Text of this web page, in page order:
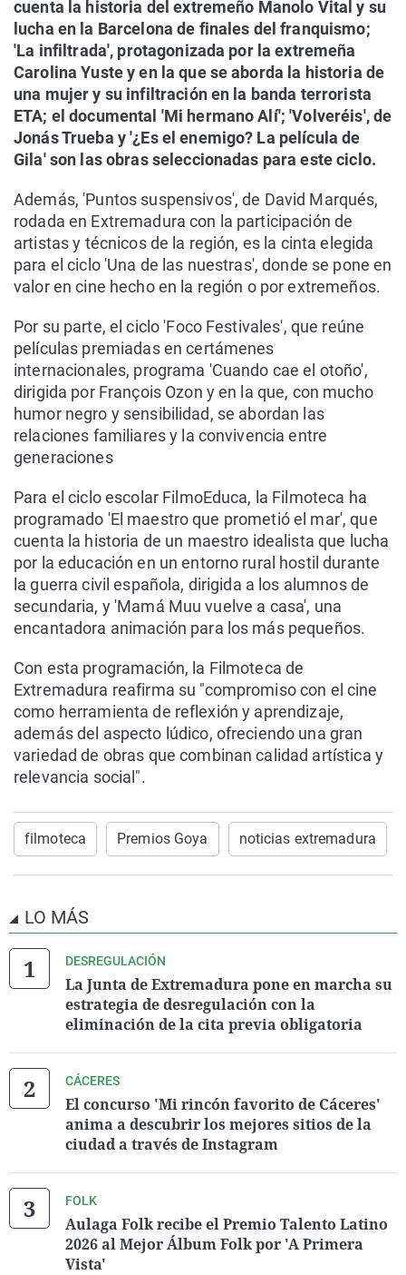
cuenta la historia del extremeño Manolo Vital y su
lucha en la Barcelona de finales del franquismo;
'La infiltrada', protagonizada por la extremeña
Carolina Yuste y en la que se aborda la historia de
una mujer y su infiltración en la banda terrorista
ETA; el documental 'Mi hermano Alí'; 'Volveréis', de
Jonás Trueba y '¿Es el enemigo? La película de
Gila' son las obras seleccionadas para este ciclo.
Además, 'Puntos suspensivos', de David Marqués,
rodada en Extremadura con la participación de
artistas y técnicos de la región, es la cinta elegida
para el ciclo 'Una de las nuestras', donde se pone en
valor en cine hecho en la región o por extremeños.
Por su parte, el ciclo 'Foco Festivales', que reúne
películas premiadas en certámenes
internacionales, programa 'Cuando cae el otoño',
dirigida por François Ozon y en la que, con mucho
humor negro y sensibilidad, se abordan las
relaciones familiares y la convivencia entre
generaciones
Para el ciclo escolar FilmoEduca, la Filmoteca ha
programado 'El maestro que prometió el mar', que
cuenta la historia de un maestro idealista que lucha
por la educación en un entorno rural hostil durante
la guerra civil española, dirigida a los alumnos de
secundaria, y 'Mamá Muu vuelve a casa', una
encantadora animación para los más pequeños.
Con esta programación, la Filmoteca de
Extremadura reafirma su "compromiso con el cine
como herramienta de reflexión y aprendizaje,
además del aspecto lúdico, ofreciendo una gran
variedad de obras que combinan calidad artística y
relevancia social".
filmoteca Premios Goya noticias extremadura
LO MÁS
DESREGULACIÓN
La Junta de Extremadura pone en marcha su
estrategia de desregulación con la
eliminación de la cita previa obligatoria
CÁCERES
El concurso 'Mi rincón favorito de Cáceres'
anima a descubrir los mejores sitios de la
ciudad a través de Instagram
FOLK
Aulaga Folk recibe el Premio Talento Latino
2026 al Mejor Álbum Folk por 'A Primera
Vista'